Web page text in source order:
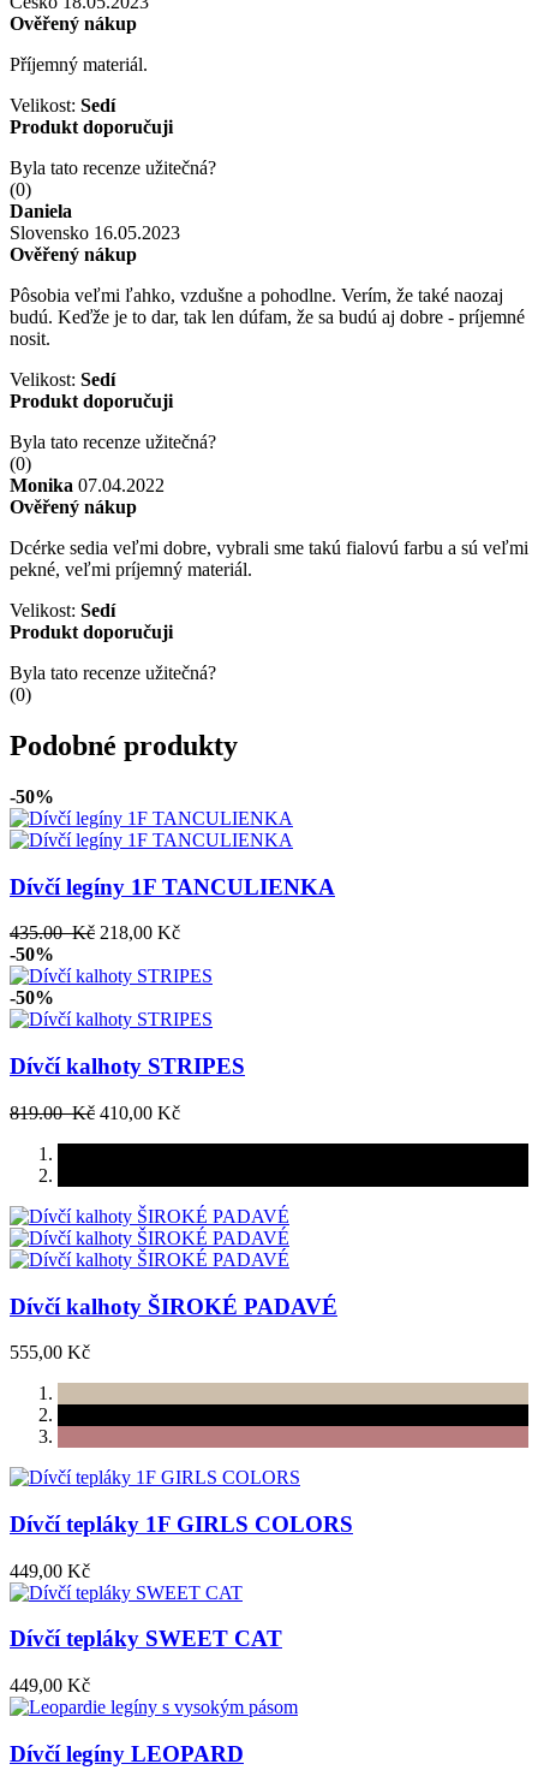
Ověřený nákup
Příjemný materiál.
Velikost: Sedí
Produkt doporučuji
Byla tato recenze užitečná?
(0)
Daniela
Slovensko 16.05.2023
Ověřený nákup
Pôsobia veľmi ľahko, vzdušne a pohodlne. Verím, že také naozaj
budú. Keďže je to dar, tak len dúfam, že sa budú aj dobre - príjemné
nosit.
Velikost: Sedí
Produkt doporučuji
Byla tato recenze užitečná?
(0)
Monika 07.04.2022
Ověřený nákup
Dcérke sedia veľmi dobre, vybrali sme takú fialovú farbu a sú veľmi
pekné, veľmi príjemný materiál.
Velikost: Sedí
Produkt doporučuji
Byla tato recenze užitečná?
(0)
Podobné produkty
-50%
Dívčí legíny 1F TANCULIENKA
435.00 Kč 218,00 Kč
-50%
-50%
Dívčí kalhoty STRIPES
819.00 Kč 410,00 Kč
Dívčí kalhoty ŠIROKÉ PADAVÉ
555,00 Kč
Dívčí tepláky 1F GIRLS COLORS
449,00 Kč
Dívčí tepláky SWEET CAT
449,00 Kč
Dívčí legíny LEOPARD